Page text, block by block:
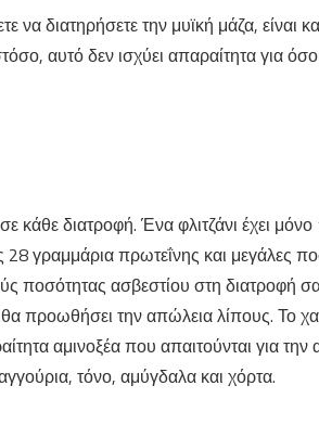
να διατηρήσετε την μυϊκή μάζα, είναι
αυτό δεν ισχύει απαραίτητα για
κάθε διατροφή. Ένα φλιτζάνι έχει
γραμμάρια πρωτεΐνης και μεγάλες
ποσότητας ασβεστίου στη διατροφή
θα προωθήσει την απώλεια λίπους. Το
αμινοξέα που απαιτούνται για
τόνο, αμύγδαλα και χόρτα.